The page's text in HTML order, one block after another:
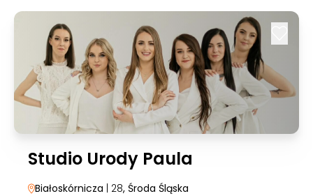
Studio Urody Paula
Białoskórnicza | 28, Środa Śląska